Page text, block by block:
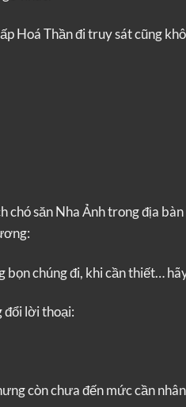
Hoá Thần đi truy sát cũng
săn Nha Ảnh trong địa
bọn chúng đi, khi cần thiết…
đổi lời thoại:
còn chưa đến mức cần